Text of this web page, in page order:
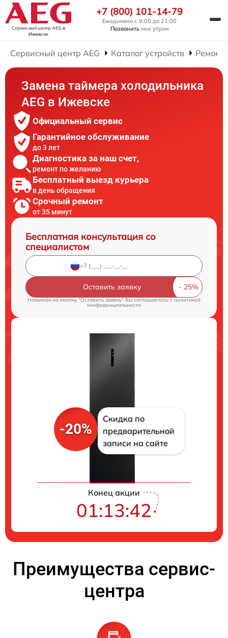
Сервисный центр AEG в
Ижевске
+7 (800) 101-14-79
Ежедневно с 9:00 до 21:00
Позвонить мне утром
Сервисный центр AEG Каталог устройств Ремонт
Замена таймера холодильника
AEG в Ижевске
Официальный сервис
Гарантийное обслуживание
до 3 лет
Диагностика за наш счет,
ремонт по желанию
Бесплатный выезд курьера
в день обращения
Срочный ремонт
от 35 минут
Бесплатная консультация со
специалистом
Оставить заявку
Нажимая на кнопку "Оставить заявку" Вы соглашаетесь cполитикой
конфиденциальности
-20%
Скидка по
предварительной
записи на сайте
Конец акции
01:13:41
Преимущества сервис-
центра